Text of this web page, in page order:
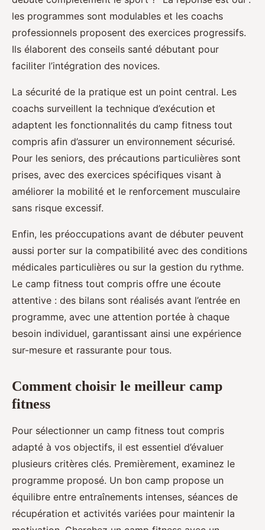
les programmes sont modulables et les coachs
professionnels proposent des exercices progressifs.
Ils élaborent des conseils santé débutant pour
faciliter l’intégration des novices.
La sécurité de la pratique est un point central. Les
coachs surveillent la technique d’exécution et
adaptent les fonctionnalités du camp fitness tout
compris afin d’assurer un environnement sécurisé.
Pour les seniors, des précautions particulières sont
prises, avec des exercices spécifiques visant à
améliorer la mobilité et le renforcement musculaire
sans risque excessif.
Enfin, les préoccupations avant de débuter peuvent
aussi porter sur la compatibilité avec des conditions
médicales particulières ou sur la gestion du rythme.
Le camp fitness tout compris offre une écoute
attentive : des bilans sont réalisés avant l’entrée en
programme, avec une attention portée à chaque
besoin individuel, garantissant ainsi une expérience
sur-mesure et rassurante pour tous.
Comment choisir le meilleur camp
fitness
Pour sélectionner un camp fitness tout compris
adapté à vos objectifs, il est essentiel d’évaluer
plusieurs critères clés. Premièrement, examinez le
programme proposé. Un bon camp propose un
équilibre entre entraînements intenses, séances de
récupération et activités variées pour maintenir la